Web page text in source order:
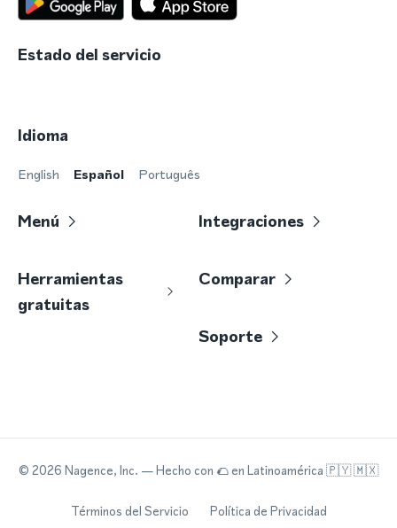
Estado del servicio
Idioma
English Español Português
Menú Integraciones
Herramientas
gratuitas
Comparar
Soporte
© 2026 Nagence, Inc. — Hecho con 🌮 en Latinoamérica 🇵🇾 🇲🇽
Términos del Servicio Política de Privacidad